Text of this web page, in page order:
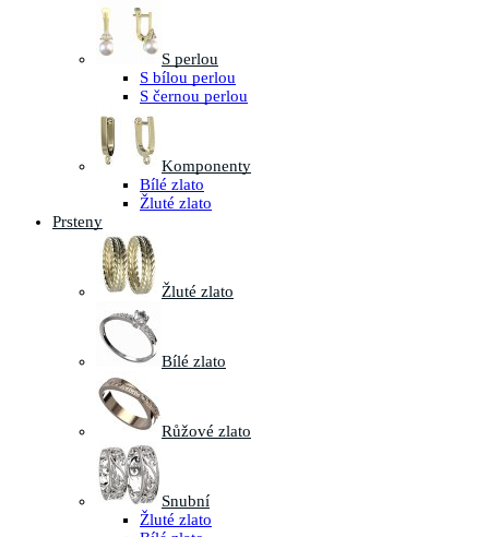
S perlou
S bílou perlou
S černou perlou
Komponenty
Bílé zlato
Žluté zlato
Prsteny
Žluté zlato
Bílé zlato
Růžové zlato
Snubní
Žluté zlato